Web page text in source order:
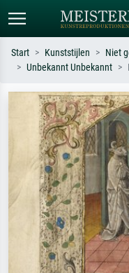
Zoek op kunstenaar, titel of stijl
Monet, Sterrennacht,
Hokusai-golf, naakt.
Start Kunststijlen
Niet
Unbekannt Unbekannt